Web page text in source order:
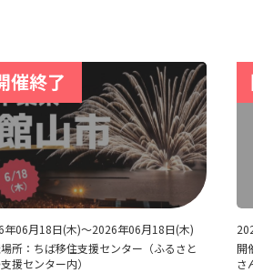
年06月18日(木)～2026年06月18日(木)
所：ちば移住支援センター（ふるさと
援センター内）
開
さ